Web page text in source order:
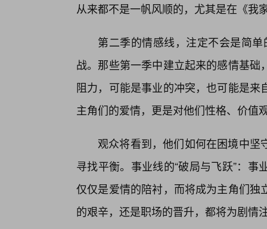
从来都不是一帆风顺的，尤其是在《我
第二季的情感线，注定不会是简单
战。那些第一季中建立起来的感情基
阻力，可能是事业的冲突，也可能是
主角们的爱情，更是对他们性格、价值
观众将看到，他们如何在困境中
寻找平衡。事业线的“破局与飞跃”：
仅仅是爱情的陪衬，而将成为主角们
的艰辛，还是职场的晋升，都将为剧情